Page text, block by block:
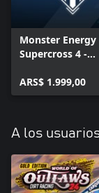
Monster Energy
Supercross 4 -
Patriot
ARS$ 1.999,00
A los